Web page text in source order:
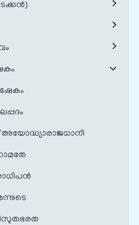
അയോദ്ധ്യാരാജധാനി